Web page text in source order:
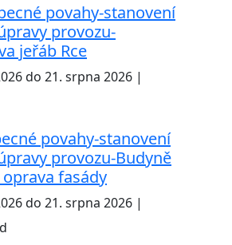
povahy-stanovení
provozu-
jeřáb Rce
do 21. srpna 2026 |
povahy-stanovení
provozu-Budyně
fasády
do 21. srpna 2026 |